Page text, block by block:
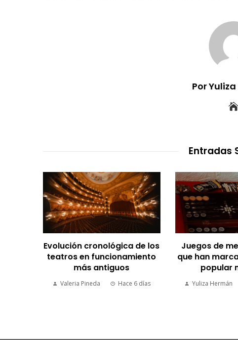
Por
Entradas
Evolución cronológica de los
teatros en funcionamiento
más antiguos
Valeria Pineda Hace 6 días
Juegos de
que han
popular
Yuliza Hermán